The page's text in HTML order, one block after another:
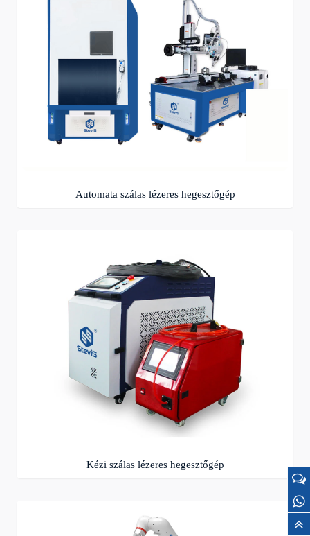
Automata szálas lézeres hegesztőgép
Kézi szálas lézeres hegesztőgép